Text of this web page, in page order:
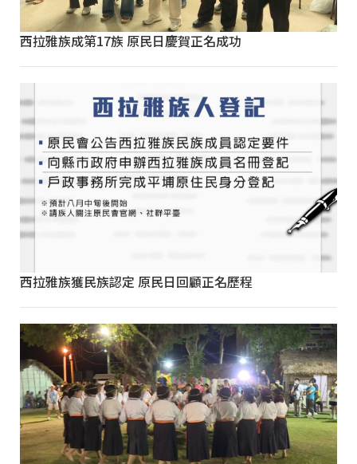
西拉雅族成第17族 原民日慶賀正名成功
西拉雅族獲民族認定 原民日回顧正名歷程